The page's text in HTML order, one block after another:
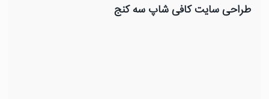
طراحی سایت کافی شاپ سه کنج